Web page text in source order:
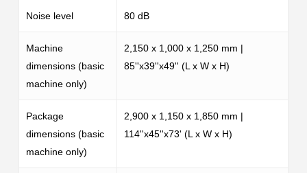
Noise level 80 dB
Machine
dimensions (basic
machine only)
2,150 x 1,000 x 1,250 mm |
85''x39''x49'' (L x W x H)
Package
dimensions (basic
machine only)
2,900 x 1,150 x 1,850 mm |
114''x45''x73' (L x W x H)